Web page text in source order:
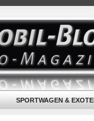
SPORTWAGEN &